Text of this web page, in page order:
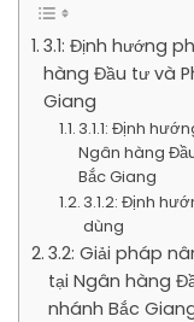
3.1: Định hướng
hàng Đầu tư và
Giang
3.1.1: Định
Ngân hàng
Bắc Giang
3.1.2: Định
dùng
3.2: Giải pháp
tại Ngân hàng
nhánh Bắc